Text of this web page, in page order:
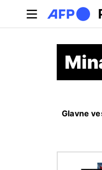
Skip to main content
Glavne